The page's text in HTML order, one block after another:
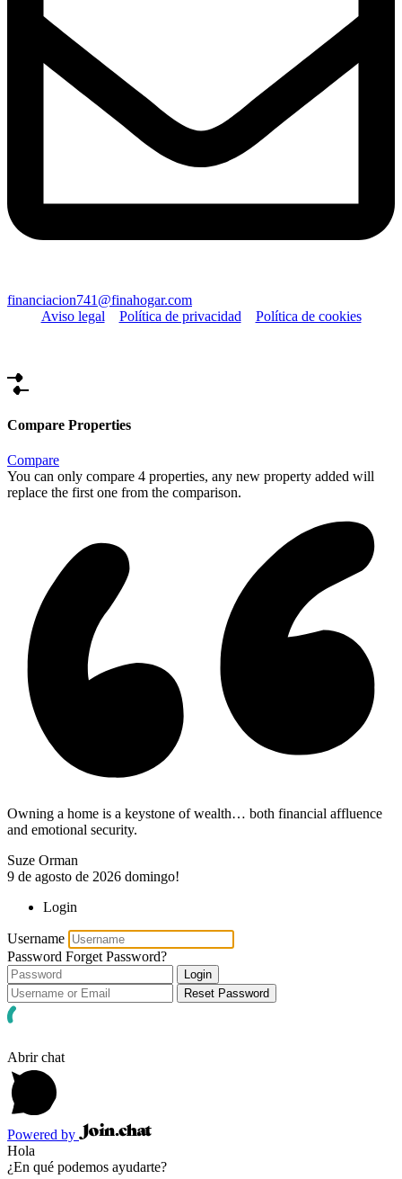
financiacion741@finahogar.com
Aviso legal
Política de privacidad Política de cookies
Compare Properties
Compare
You can only compare 4 properties, any new property added will
replace the first one from the comparison.
Owning a home is a keystone of wealth… both financial affluence
and emotional security.
Suze Orman
9 de agosto de 2026 domingo!
Login
Username
Password Forget Password?
Login
Reset Password
Abrir chat
Powered by
Hola
¿En qué podemos ayudarte?